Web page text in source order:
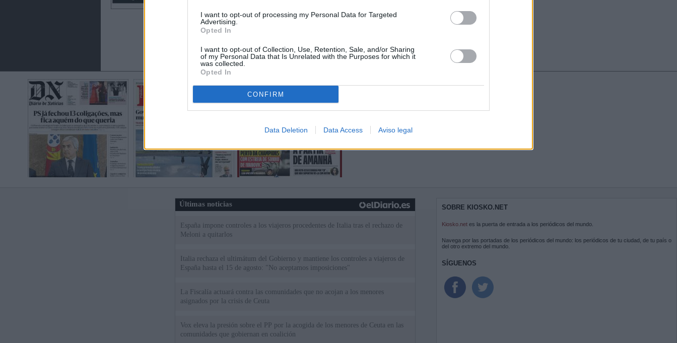
I want to opt-out of processing my Personal Data for Targeted
Advertising.
Opted In
I want to opt-out of Collection, Use, Retention, Sale, and/or Sharing
of my Personal Data that Is Unrelated with the Purposes for which it
was collected.
Opted In
CONFIRM
Data Deletion Data Access Aviso legal
Últimas noticias
España impone controles a los viajeros procedentes de Italia tras el rechazo de
Meloni a quitarlos
Italia rechaza el ultimátum del Gobierno y mantiene los controles a viajeros de
España hasta el 15 de agosto: "No aceptamos imposiciones"
La Fiscalía actuará contra las comunidades que no acojan a los menores
asignados por la crisis de Ceuta
Vox eleva la presión sobre el PP por la acogida de los menores de Ceuta en las
comunidades que gobiernan en coalición
SOBRE KIOSKO.NET
Kiosko.net es la puerta de entrada a los periódicos del mundo.
Navega por las portadas de los periódicos del mundo: los periódicos de tu ciudad, de tu país o
del otro extremo del mundo.
SÍGUENOS